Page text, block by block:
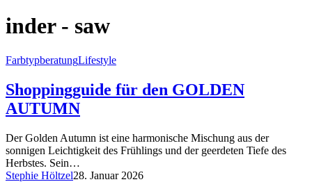
inder - saw
FarbtypberatungLifestyle
Shoppingguide für den GOLDEN
AUTUMN
Der Golden Autumn ist eine harmonische Mischung aus der
sonnigen Leichtigkeit des Frühlings und der geerdeten Tiefe des
Herbstes. Sein…
Stephie Höltzel28. Januar 2026